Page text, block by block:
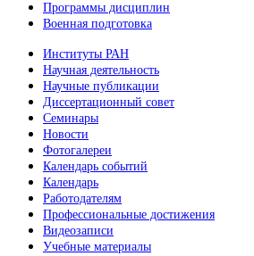
Программы дисциплин
Военная подготовка
Институты РАН
Научная деятельность
Научные публикации
Диссертационный совет
Семинары
Новости
Фотогалереи
Календарь событий
Календарь
Работодателям
Профессиональные достижения
Видеозаписи
Учебные материалы